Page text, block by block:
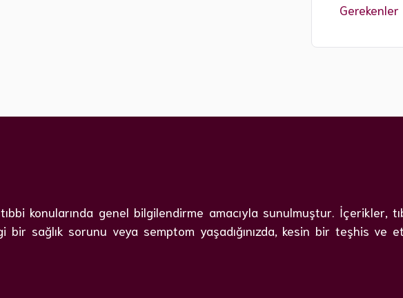
Gerekenler
konularında genel bilgilendirme amacıyla sunulmuştur. İçerikler,
bir sağlık sorunu veya semptom yaşadığınızda, kesin bir teşhis ve